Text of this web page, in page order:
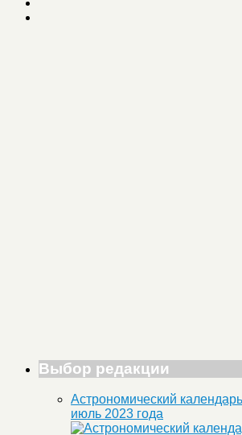
Выбор редакции
Астрономический
июль 2023 года